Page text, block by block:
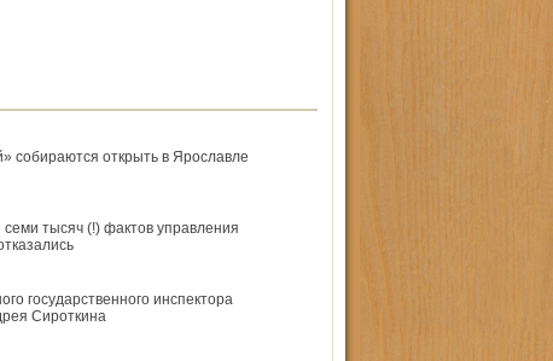
собираются открыть в Ярославле
тысяч (!) фактов управления
государственного инспектора
Сироткина